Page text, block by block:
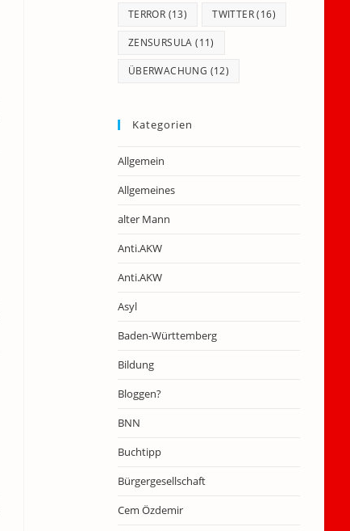
TERROR (13) TWITTER(16)
ZENSURSULA (11)
ÜBERWACHUNG (12)
Kategorien
Allgemein
Allgemeines
alter Mann
Anti.AKW
Anti.AKW
Asyl
Baden-Württemberg
Bildung
Bloggen?
BNN
Buchtipp
Bürgergesellschaft
Cem Özdemir